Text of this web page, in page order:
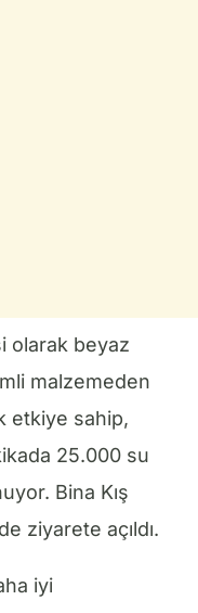
olarak beyaz
malzemeden
etkiye sahip,
25.000 su
Bina Kış
ziyarete açıldı.
iyi